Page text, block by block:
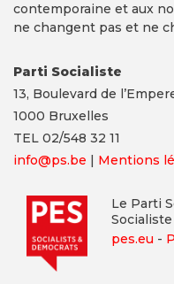
contemporaine et aux
ne changent pas et ne
Parti Socialiste
13, Boulevard de
1000 Bruxelles
TEL 02/548 32 11
info@ps.be | Mentions
Le Parti
pes.eu -